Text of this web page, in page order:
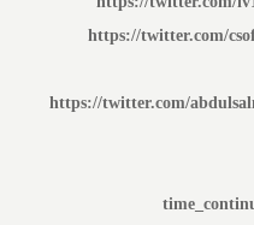
‏https://twitter.com/